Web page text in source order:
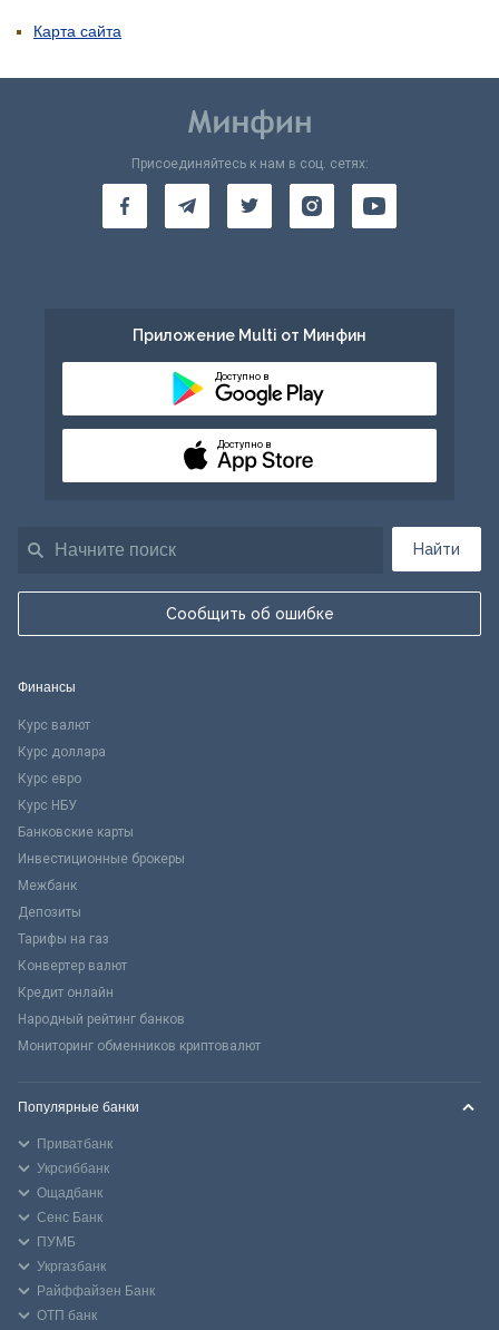
Карта сайта
Найти
Сообщить об ошибке
Присоединяйтесь к нам в соц. сетях:
Приложение Multi от Минфин
Доступно в
Доступно в
Финансы
Курс валют
Курс доллара
Курс евро
Курс НБУ
Банковские карты
Инвестиционные брокеры
Межбанк
Депозиты
Тарифы на газ
Конвертер валют
Кредит онлайн
Народный рейтинг банков
Мониторинг обменников криптовалют
Популярные банки
Приватбанк
Укрсиббанк
Ощадбанк
Сенс Банк
ПУМБ
Укргазбанк
Райффайзен Банк
ОТП банк